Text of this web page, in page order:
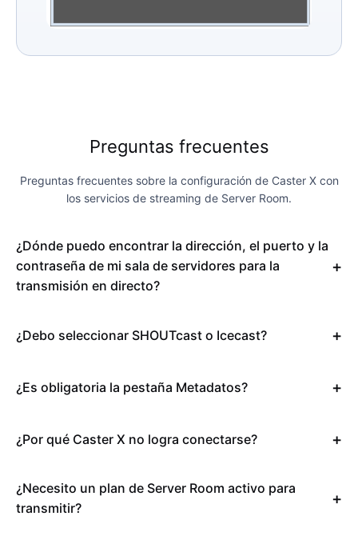
Preguntas frecuentes
Preguntas frecuentes sobre la configuración de Caster X con
los servicios de streaming de Server Room.
¿Dónde puedo encontrar la dirección, el puerto y la
contraseña de mi sala de servidores para la
transmisión en directo?
¿Debo seleccionar SHOUTcast o Icecast?
¿Es obligatoria la pestaña Metadatos?
¿Por qué Caster X no logra conectarse?
¿Necesito un plan de Server Room activo para
transmitir?